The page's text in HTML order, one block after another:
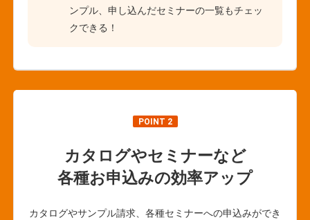
ンプル、申し込んだセミナーの一覧もチェッ
クできる！
POINT 2
カタログやセミナーなど
各種お申込みの効率アップ
カタログやサンプル請求、各種セミナーへの申込みができ